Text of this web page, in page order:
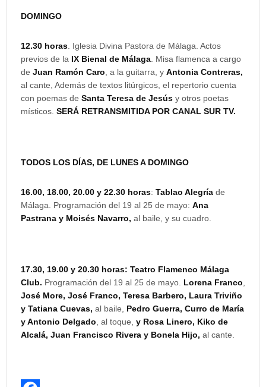
DOMINGO
12.30 horas . Iglesia Divina Pastora de Málaga. Actos
previos de la IX Bienal de Málaga . Misa flamenca a cargo
de Juan Ramón Caro , a la guitarra, y Antonia Contreras,
al cante, Además de textos litúrgicos, el repertorio cuenta
con poemas de Santa Teresa de Jesús y otros poetas
místicos. SERÁ RETRANSMITIDA POR CANAL SUR TV.
TODOS LOS DÍAS, DE LUNES A DOMINGO
16.00, 18.00, 20.00 y 22.30 horas: Tablao Alegría de
Málaga. Programación del 19 al 25 de mayo: Ana
Pastrana y Moisés Navarro, al baile, y su cuadro.
17.30, 19.00 y 20.30 horas: Teatro Flamenco Málaga
Club. Programación del 19 al 25 de mayo. Lorena Franco
José More, José Franco, Teresa Barbero, Laura Triviño
y Tatiana Cuevas, al baile, Pedro Guerra, Curro de María
y Antonio Delgado , al toque, y Rosa Linero, Kiko de
Alcalá, Juan Francisco Rivera y Bonela Hijo, al cante.